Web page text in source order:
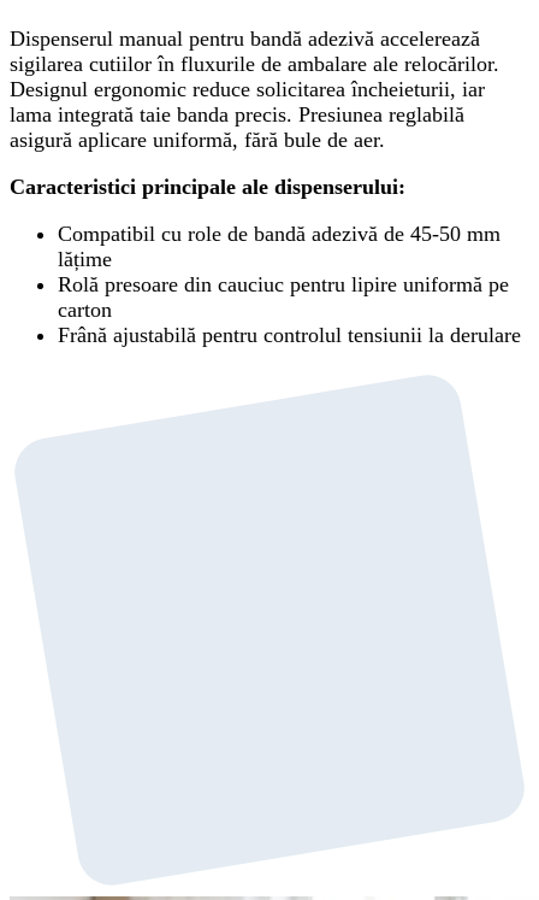
Dispenserul manual pentru bandă adezivă accelerează
sigilarea cutiilor în fluxurile de ambalare ale relocărilor.
Designul ergonomic reduce solicitarea încheieturii, iar
lama integrată taie banda precis. Presiunea reglabilă
asigură aplicare uniformă, fără bule de aer.
Caracteristici principale ale dispenserului:
Compatibil cu role de bandă adezivă de 45-50 mm
lățime
Rolă presoare din cauciuc pentru lipire uniformă pe
carton
Frână ajustabilă pentru controlul tensiunii la derulare